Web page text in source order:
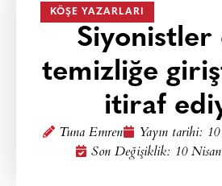
KÖŞE YAZARLARI
Siyonistler
temizliğe
itiraf
Tuna Emren Yayın tarihi:
Son Değişiklik: 10